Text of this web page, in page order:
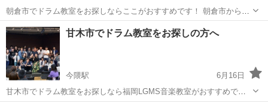
朝倉市でドラム教室をお探しならここがおすすめです！ 朝倉市から車
で約15分でつく音楽教室です。 あなたも、音楽を楽しみながらレベル
アップを実感！！ ドラムを習いたいならここ！ 初心者から上級者まで
対応可能です...
福岡 朝倉市 津古駅 ドラム レッスン
甘木市でドラム教室をお探しの方へ
今隈駅
6月16日
甘木市でドラム教室をお探しなら福岡LGMS音楽教室がおすすめで
す。 ↓ ↓ ↓ https://lightmusicschool.jp/tachiaraidrum/ 甘木市から車で約